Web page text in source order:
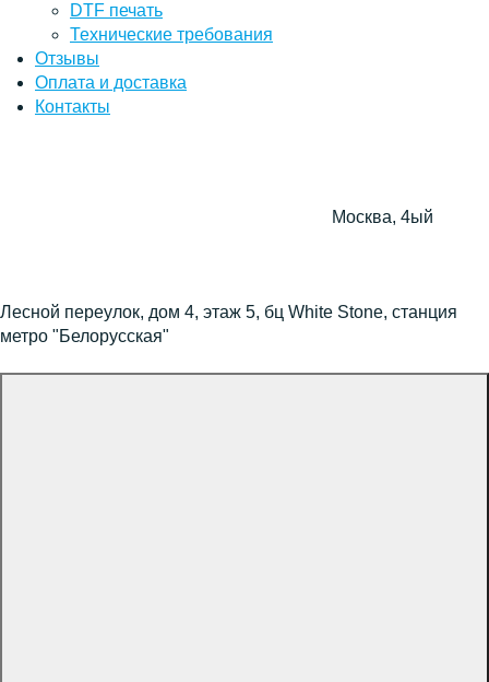
DTF печать
Технические требования
Отзывы
Оплата и доставка
Контакты
Москва, 4ый
Лесной переулок, дом 4, этаж 5, бц White Stone, станция
метро "Белорусская"